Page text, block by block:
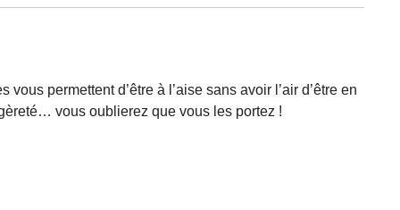
vous permettent d’être à l’aise sans avoir l’air d’être en
vous oublierez que vous les portez !